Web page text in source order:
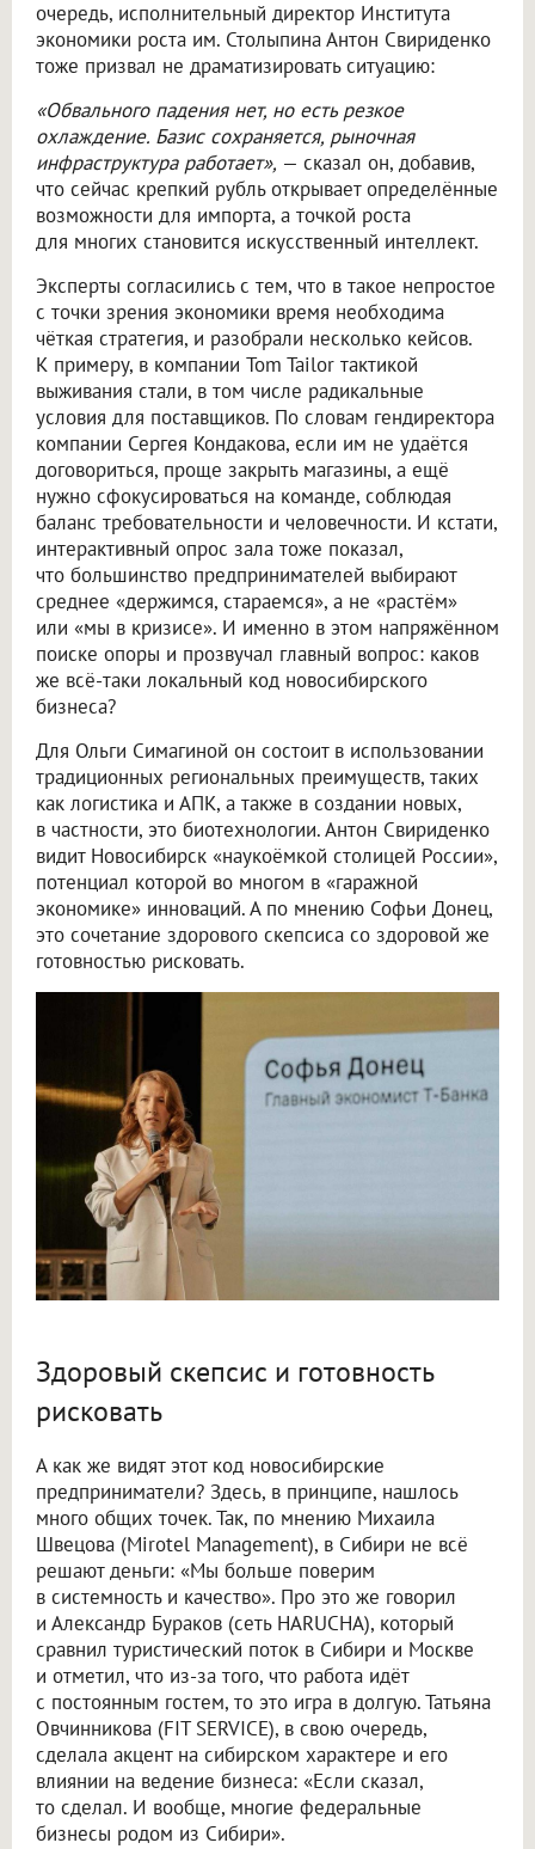
очередь, исполнительный директор Института
экономики роста им. Столыпина Антон Свириденко
тоже призвал не драматизировать ситуацию:
«Обвального падения нет, но есть резкое
охлаждение. Базис сохраняется, рыночная
инфраструктура работает», — сказал он, добавив,
что сейчас крепкий рубль открывает определённые
возможности для импорта, а точкой роста
для многих становится искусственный интеллект.
Эксперты согласились с тем, что в такое непростое
с точки зрения экономики время необходима
чёткая стратегия, и разобрали несколько кейсов.
К примеру, в компании Tom Tailor тактикой
выживания стали, в том числе радикальные
условия для поставщиков. По словам гендиректора
компании Сергея Кондакова, если им не удаётся
договориться, проще закрыть магазины, а ещё
нужно сфокусироваться на команде, соблюдая
баланс требовательности и человечности. И кстати,
интерактивный опрос зала тоже показал,
что большинство предпринимателей выбирают
среднее «держимся, стараемся», а не «растём»
или «мы в кризисе». И именно в этом напряжённом
поиске опоры и прозвучал главный вопрос: каков
же всё-таки локальный код новосибирского
бизнеса?
Для Ольги Симагиной он состоит в использовании
традиционных региональных преимуществ, таких
как логистика и АПК, а также в создании новых,
в частности, это биотехнологии. Антон Свириденко
видит Новосибирск «наукоёмкой столицей России»,
потенциал которой во многом в «гаражной
экономике» инноваций. А по мнению Софьи Донец,
это сочетание здорового скепсиса со здоровой же
готовностью рисковать.
Здоровый скепсис и готовность
рисковать
А как же видят этот код новосибирские
предприниматели? Здесь, в принципе, нашлось
много общих точек. Так, по мнению Михаила
Швецова (Mirotel Management), в Сибири не всё
решают деньги: «Мы больше поверим
в системность и качество». Про это же говорил
и Александр Бураков (сеть HARUCHA), который
сравнил туристический поток в Сибири и Москве
и отметил, что из-за того, что работа идёт
с постоянным гостем, то это игра в долгую. Татьяна
Овчинникова (FIT SERVICE), в свою очередь,
сделала акцент на сибирском характере и его
влиянии на ведение бизнеса: «Если сказал,
то сделал. И вообще, многие федеральные
бизнесы родом из Сибири».